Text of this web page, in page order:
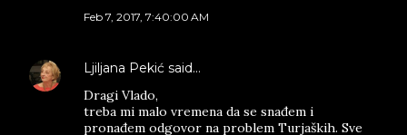
Feb 7, 2017, 7:40:00 AM
Ljiljana Pekić said…
Dragi Vlado,
treba mi malo vremena da se snađem i
pronađem odgovor na problem Turjaških. Sve